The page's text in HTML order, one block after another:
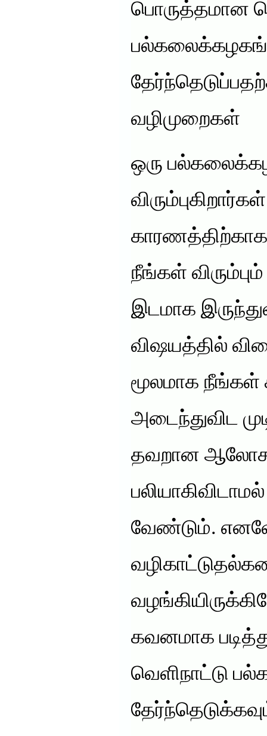
பொருத்தமான
வழிமுறைகள்
ஒரு
நீங்கள் விரும்பும்
இடமாக
விஷயத்தில்
மூலமாக நீங்கள்
அடைந்துவிட
தவறான
வேண்டும்.
கவனமாக
வெளிநாட்டு